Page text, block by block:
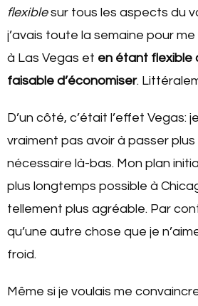
flexiblesur tous les aspects du
j’avais toute la semaine pour
à Las Vegas et en étant flexible
faisable d’économiser.
D’un côté, c’était l’effet Vegas:
vraiment pas avoir à passer
nécessaire là-bas. Mon plan
plus longtemps possible à
tellement plus agréable. Par
qu’une autre chose que je
froid.
Même si je voulais me